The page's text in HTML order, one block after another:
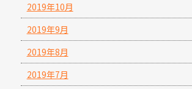
2019年10月
2019年9月
2019年8月
2019年7月